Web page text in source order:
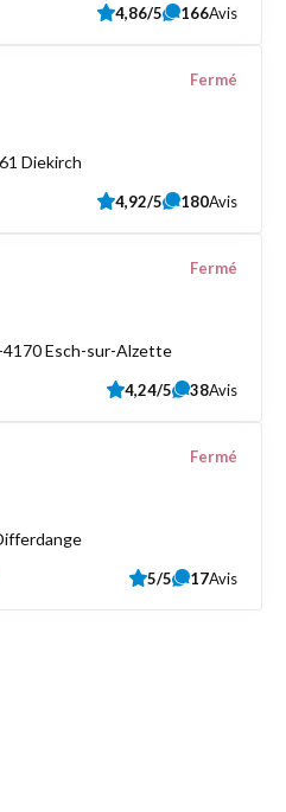
4,86/5 166Avis
Diekirch
Fermé
4,92/5 180Avis
4170 Esch-sur-Alzette
Fermé
4,24/5 38Avis
Fermé
5/5 17Avis